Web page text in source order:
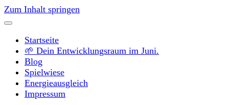
Zum Inhalt springen
Startseite
🌱 Dein Entwicklungsraum im Juni.
Blog
Spielwiese
Energieausgleich
Impressum